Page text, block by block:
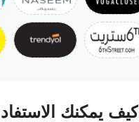
كيف يمكنك